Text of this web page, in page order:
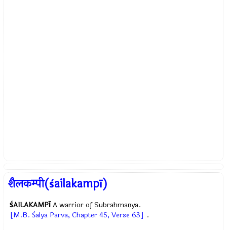
शैलकम्पी(śailakampī)
ŚAILAKAMPĪA warrior of Subrahmaṇya.
[M.B. Śalya Parva, Chapter 45, Verse 63] .